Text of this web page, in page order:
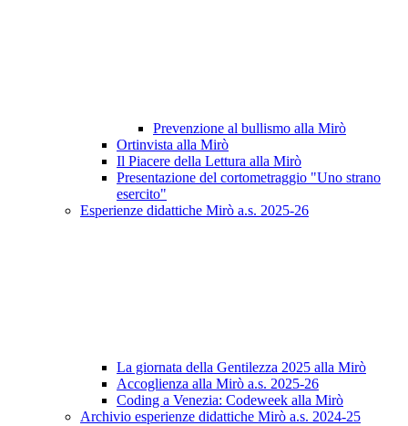
Prevenzione al bullismo alla Mirò
Ortinvista alla Mirò
Il Piacere della Lettura alla Mirò
Presentazione del cortometraggio "Uno strano
esercito"
Esperienze didattiche Mirò a.s. 2025-26
La giornata della Gentilezza 2025 alla Mirò
Accoglienza alla Mirò a.s. 2025-26
Coding a Venezia: Codeweek alla Mirò
Archivio esperienze didattiche Mirò a.s. 2024-25